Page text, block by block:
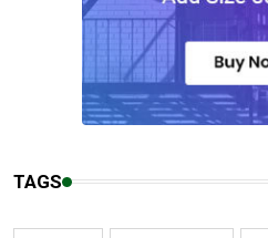
TAGS